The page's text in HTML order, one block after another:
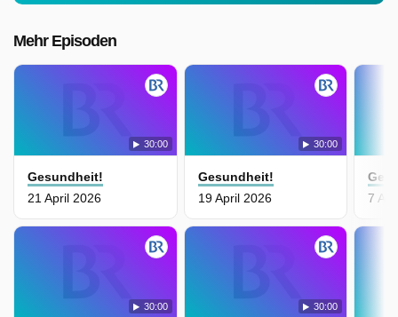
Mehr Episoden
30:00
Gesundheit!
21 April 2026
30:00
Gesundheit!
19 April 2026
30:00 30:00
7